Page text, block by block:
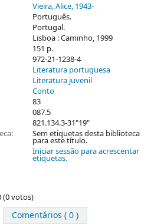
Vieira, Alice, 1943-
Português.
Portugal.
Lisboa : Caminho, 1999
151 p.
972-21-1238-4
Literatura portuguesa
Literatura juvenil
Conto
83
087.5
821.134.3-31"19"
Sem etiquetas desta biblioteca
para este título.
Iniciar sessão para acrescentar
etiquetas.
(0 votos)
Comentários ( 0 )